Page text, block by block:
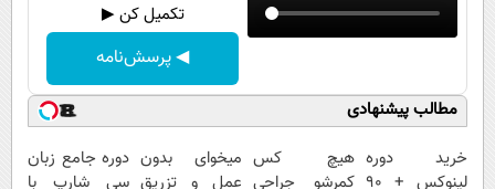
تکمیل کن ▶
◀ پرسش‌نامه
مطالب پیشنهادی
خرید دوره
لینوکس + 90
هیچ کس
کمرشو جراحی
میخوای بدون
عمل و تزریق
دوره جامع زبان
سی شارپ با